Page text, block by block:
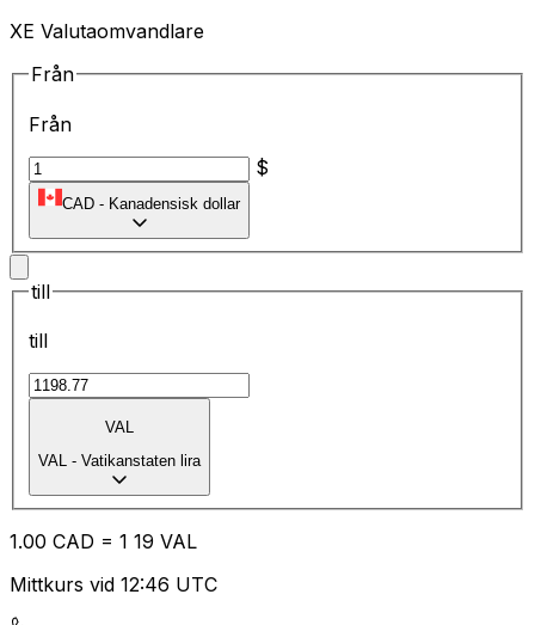
XE Valutaomvandlare
Från
Från
$
CAD - Kanadensisk dollar
till
till
VAL
VAL - Vatikanstaten lira
1.00 CAD = 1 19 VAL
Mittkurs vid 12:46 UTC